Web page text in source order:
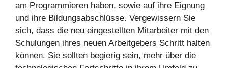
am Programmieren haben, sowie auf ihre Eignung
und ihre Bildungsabschlüsse. Vergewissern Sie
sich, dass die neu eingestellten Mitarbeiter mit den
Schulungen ihres neuen Arbeitgebers Schritt halten
können. Sie sollten begierig sein, mehr über die